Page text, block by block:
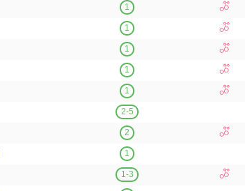
1
1
1
1
1
2-5
2
1
1-3